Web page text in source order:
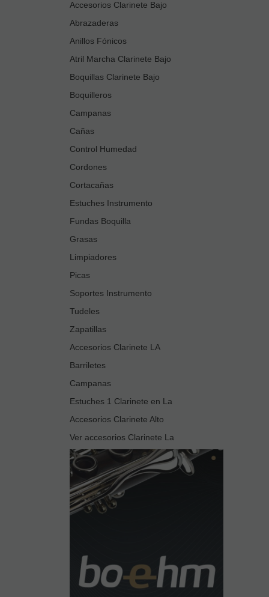
Accesorios Clarinete Bajo
Abrazaderas
Anillos Fónicos
Atril Marcha Clarinete Bajo
Boquillas Clarinete Bajo
Boquilleros
Campanas
Cañas
Control Humedad
Cordones
Cortacañas
Estuches Instrumento
Fundas Boquilla
Grasas
Limpiadores
Picas
Soportes Instrumento
Tudeles
Zapatillas
Accesorios Clarinete LA
Barriletes
Campanas
Estuches 1 Clarinete en La
Accesorios Clarinete Alto
Ver accesorios Clarinete La